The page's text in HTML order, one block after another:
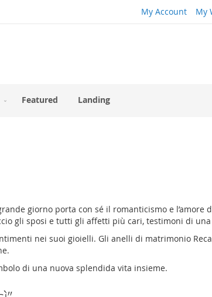
My Account My
Featured Landing
giorno porta con sé il romanticismo e l’amore
gli sposi e tutti gli affetti più cari, testimoni di una
nei suoi gioielli. Gli anelli di matrimonio
di una nuova splendida vita insieme.